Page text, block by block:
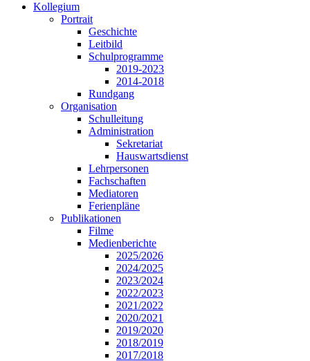
Kollegium
Portrait
Geschichte
Leitbild
Schulprogramme
2019-2023
2014-2018
Rundgang
Organisation
Schulleitung
Administration
Sekretariat
Hauswartsdienst
Lehrpersonen
Fachschaften
Mediatoren
Ferienpläne
Publikationen
Filme
Medienberichte
2025/2026
2024/2025
2023/2024
2022/2023
2021/2022
2020/2021
2019/2020
2018/2019
2017/2018